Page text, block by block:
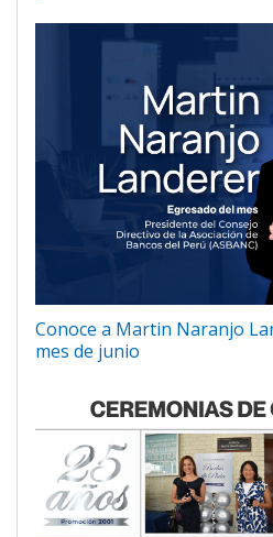
Conoce a Martin Naranjo
mes de junio